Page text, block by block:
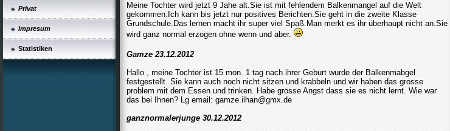
Privat
Impresum
Statistiken
Meine Tochter wird jetzt 9 Jahe alt.Sie ist mit fehlendem Balkenmangel auf die Welt
gekommen.Ich kann bis jetzt nur positives Berichten.Sie geht in die zweite Klasse
Grundschule.Das lernen macht ihr super viel Spaß.Man merkt es ihr überhaupt nicht an.Sie
wird ganz normal erzogen ohne wenn und aber.
Gamze 23.12.2012
Hallo , meine Tochter ist 15 mon. 1 tag nach ihrer Geburt wurde der Balkenmabgel
festgestellt. Sie kann auch noch nicht sitzen und krabbeln und wir haben das grosse
problem mit dem Essen und trinken. Habe grosse Angst dass sie es nicht lernt. Wie war
das bei Ihnen? Lg email: gamze.ilhan@gmx.de
ganznormalerjunge 30.12.2012